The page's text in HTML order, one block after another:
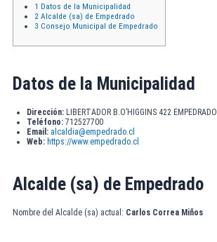
1 Datos de la Municipalidad
2 Alcalde (sa) de Empedrado
3 Consejo Municipal de Empedrado
Datos de la Municipalidad
Dirección: LIBERTADOR B.O’HIGGINS 422 EMPEDRADO
Teléfono: 712527700
Email: alcaldia@empedrado.cl
Web: https://www.empedrado.cl
Alcalde (sa) de Empedrado
Nombre del Alcalde (sa) actual: Carlos Correa Miños